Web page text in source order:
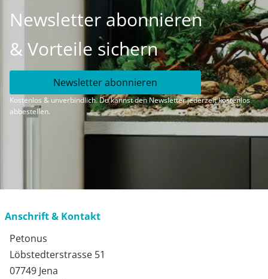
Newsletter abonnieren
& Vorteile sichern
Newsletter abonnieren
Kostenlos & unverbindlich. Du kannst den Newsletter jederzeit kostenlos
abbestellen.
Anschrift & Kontakt
Petonus
Löbstedterstrasse 51
07749 Jena